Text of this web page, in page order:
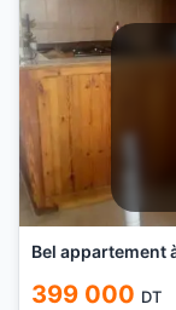
Bel appartement
399 000 DT